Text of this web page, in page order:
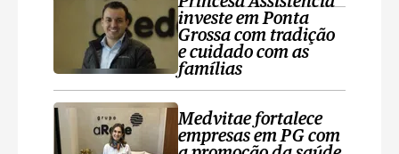
investe em Ponta
Grossa com tradição
e cuidado com as
famílias
Medvitae fortalece
empresas em PG com